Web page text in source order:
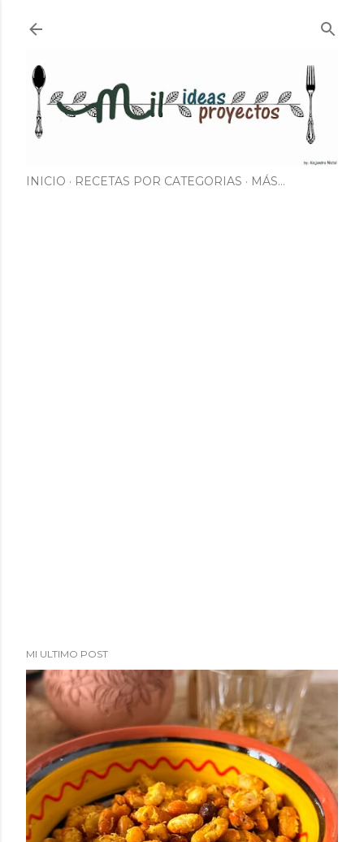
INICIO RECETAS POR CATEGORIAS MÁS…
MI ULTIMO POST